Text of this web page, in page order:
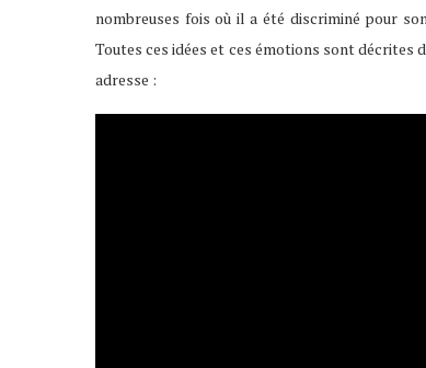
nombreuses fois où il a été discriminé pour
Toutes ces idées et ces émotions sont
adresse :